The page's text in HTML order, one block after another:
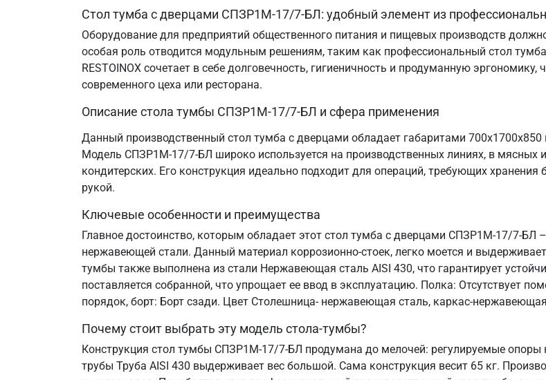
Стол тумба с дверцами СПЗР1М-17/7-БЛ: удобный элемент из
Оборудование для предприятий общественного питания и пищевых производств
особая роль отводится модульным решениям, таким как профессиональный стол
RESTOINOX сочетает в себе долговечность, гигиеничность и продуманную
современного цеха или ресторана.
Описание стола тумбы СПЗР1М-17/7-БЛ и сфера применения
Данный производственный стол тумба с дверцами обладает габаритами
Модель СПЗР1М-17/7-БЛ широко используется на производственных линиях, в мясных
кондитерских. Его конструкция идеально подходит для операций, требующих
рукой.
Ключевые особенности и преимущества
Главное достоинство, которым обладает этот стол тумба с дверцами СПЗР1М-17/7-БЛ
нержавеющей стали. Данный материал коррозионно-стоек, легко моется и
тумбы также выполнена из стали Нержавеющая сталь AISI 430, что гарантирует
поставляется собранной, что упрощает ее ввод в эксплуатацию. Полка: Отсутствует
порядок, борт: Борт сзади. Цвет Столешница- нержавеющая сталь, каркас-
Почему стоит выбрать эту модель стола-тумбы?
Конструкция стол тумбы СПЗР1М-17/7-БЛ продумана до мелочей: регулируемые опоры
трубы Труба AISI 430 выдерживает вес большой. Сама конструкция весит 65 кг.